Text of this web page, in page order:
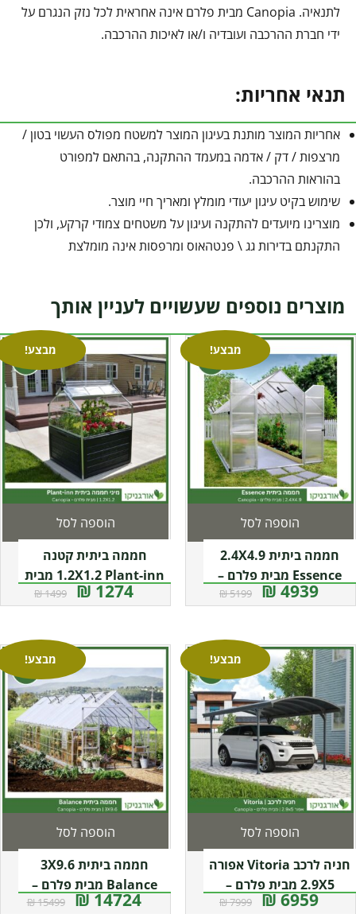
לתנאיה. Canopia מבית פלרם אינה אחראית לכל נזק הנגרם על
ידי חברת ההרכבה ועובדיה ו/או לאיכות ההרכבה.
תנאי אחריות:
אחריות המוצר מותנת בעיגון המוצר למשטח מפולס העשוי בטון /
מרצפות / דק / אדמה במעמד ההתקנה, בהתאם למפורט
בהוראות ההרכבה.
שימוש בקיט עיגון יעודי מומלץ ומאריך חיי מוצר.
מוצרינו מיועדים להתקנה ועיגון על משטחים צמודי קרקע, ולכן
התקנתם בדירות גג \ פנטהאוס ומרפסות אינה מומלצת
מוצרים נוספים שעשויים לעניין אותך
מבצע!
חממה ביתית 2.4X4.9
Essence מבית פלרם –
Canopia
4939 ₪
5199 ₪
הוספה לסל
מבצע!
חממה ביתית קטנה
1.2X1.2 Plant-inn מבית
פלרם – קנופיה
1274 ₪
1499 ₪
הוספה לסל
מבצע!
חניה לרכב Vitoria אפורה
2.9X5 מבית פלרם –
Canopia
6959 ₪
7999 ₪
הוספה לסל
מבצע!
חממה ביתית 3X9.6
Balance מבית פלרם –
Canopia
14724 ₪
15499 ₪
הוספה לסל